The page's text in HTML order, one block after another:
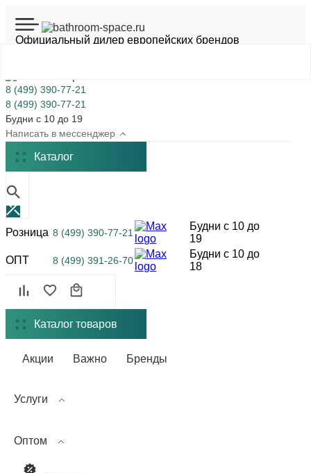
Официальный дилер европейских брендов
8 (499) 390-77-21
8 (499) 390-77-21
Будни с 10 до 19
Написать в мессенджер
Каталог
Розница 8 (499) 390-77-21
Будни с 10 до
19
ОПТ
8 (499) 391-26-70
Будни с 10 до
18
Каталог товаров
Акции Важно Бренды
Услуги
Оптом